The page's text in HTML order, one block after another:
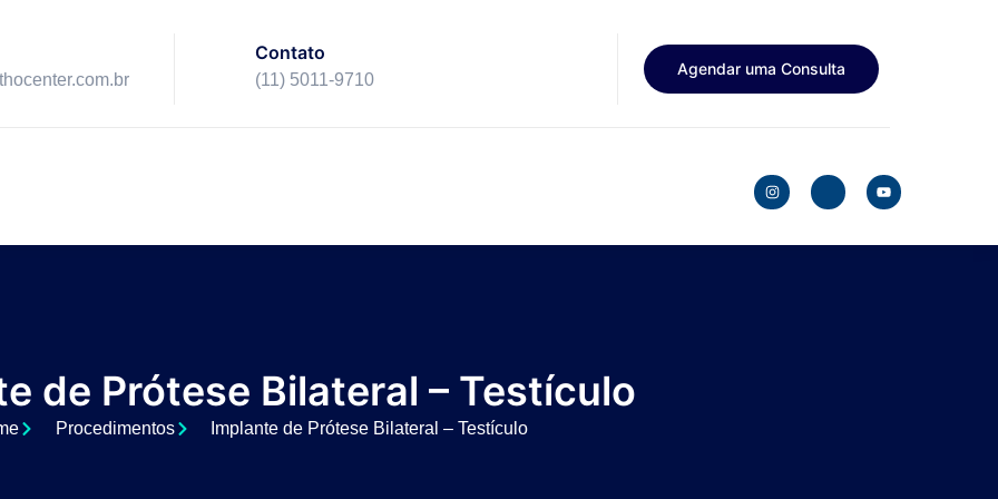
Contato
(11) 5011-9710
Agendar uma Consulta
de Prótese Bilateral – Testículo
Procedimentos Implante de Prótese Bilateral – Testículo